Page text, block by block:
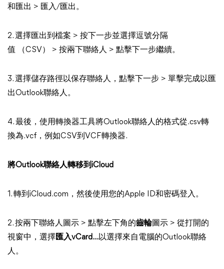
和匯出 > 匯入/匯出。
2. 選擇匯出到檔案 > 按下一步並選擇逗號分隔
值 （CSV） > 按兩下聯絡人 > 點擊下一步繼續。
3. 選擇儲存路徑以保存聯絡人，點擊下一步 > 單擊完成以匯
出Outlook聯絡人。
4. 最後，使用轉換器工具將Outlook聯絡人的格式從.csv轉
換為.vcf，例如CSV到VCF轉換器.
將Outlook聯絡人轉移到iCloud
1. 轉到iCloud.com，然後使用您的Apple ID和密碼登入。
2. 按兩下聯絡人圖示 > 點擊左下角的齒輪圖示 > 從打開的
視窗中，選擇匯入vCard...以選擇來自電腦的Outlook聯絡
人。